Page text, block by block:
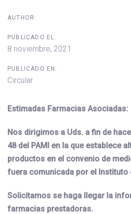
AUTHOR:
PUBLICADO EL:
8 noviembre, 2021
PUBLICADO EN:
Circular
Estimadas Farmacias Asociadas:
Nos dirigimos a Uds. a fin de
48 del PAMI en la que establece
productos en el convenio de
fuera comunicada por el Instituto
Solicitamos se haga llegar la
farmacias prestadoras.